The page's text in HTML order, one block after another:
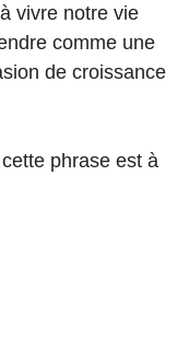
vivre notre vie
comme une
de croissance
phrase est à